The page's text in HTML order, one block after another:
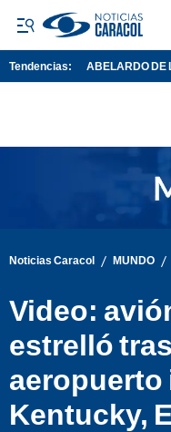
Tendencias: ABELARDO DE
Noticias Caracol / MUNDO /
Video:
estrelló
Kentucky,